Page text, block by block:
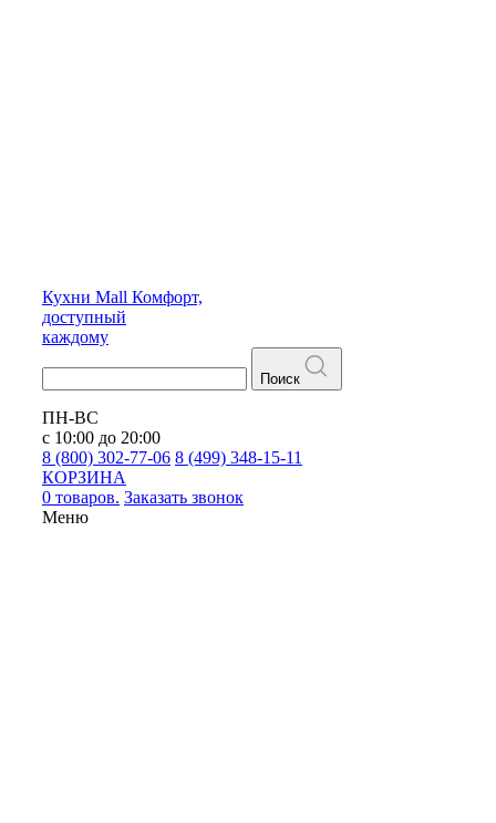
Кухни Mall Комфорт,
доступный
каждому
Поиск
ПН-ВС
с 10:00 до 20:00
8 (800) 302-77-06 8 (499) 348-15-11
КОРЗИНА
0 товаров. Заказать звонок
Меню